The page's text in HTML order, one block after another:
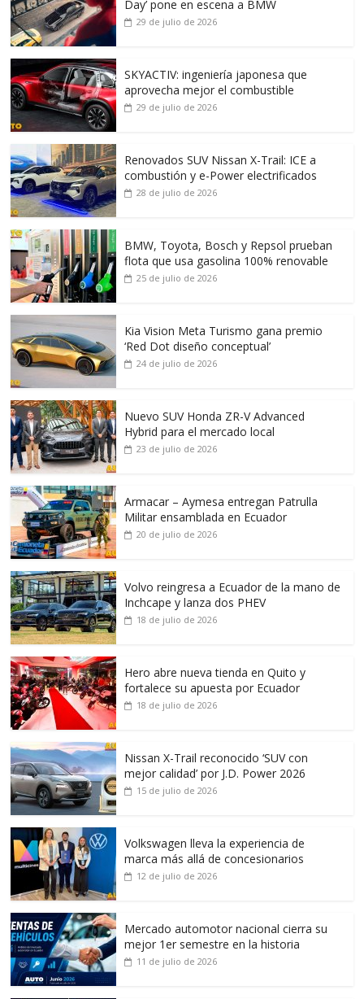
Day’ pone en escena a BMW
29 de julio de 2026
SKYACTIV: ingeniería japonesa que
aprovecha mejor el combustible
29 de julio de 2026
Renovados SUV Nissan X-Trail: ICE a
combustión y e-Power electrificados
28 de julio de 2026
BMW, Toyota, Bosch y Repsol prueban
flota que usa gasolina 100% renovable
25 de julio de 2026
Kia Vision Meta Turismo gana premio
‘Red Dot diseño conceptual’
24 de julio de 2026
Nuevo SUV Honda ZR-V Advanced
Hybrid para el mercado local
23 de julio de 2026
Armacar – Aymesa entregan Patrulla
Militar ensamblada en Ecuador
20 de julio de 2026
Volvo reingresa a Ecuador de la mano de
Inchcape y lanza dos PHEV
18 de julio de 2026
Hero abre nueva tienda en Quito y
fortalece su apuesta por Ecuador
18 de julio de 2026
Nissan X-Trail reconocido ‘SUV con
mejor calidad’ por J.D. Power 2026
15 de julio de 2026
Volkswagen lleva la experiencia de
marca más allá de concesionarios
12 de julio de 2026
Mercado automotor nacional cierra su
mejor 1er semestre en la historia
11 de julio de 2026